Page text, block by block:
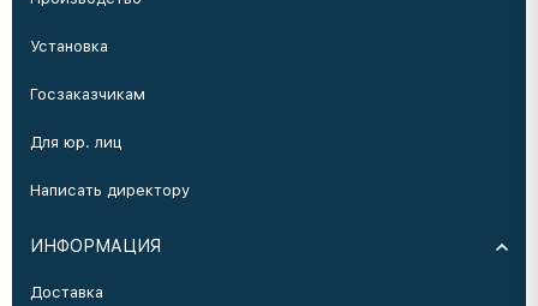
Установка
Госзаказчикам
Для юр. лиц
Написать директору
ИНФОРМАЦИЯ
Доставка